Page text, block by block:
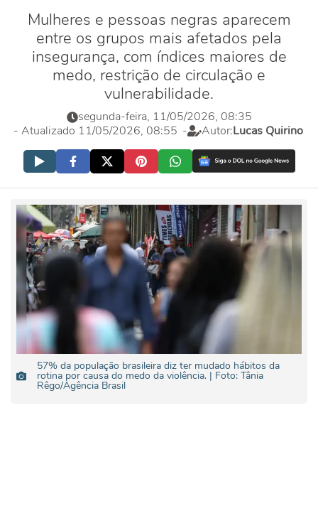
Mulheres e pessoas negras aparecem
entre os grupos mais afetados pela
insegurança, com índices maiores de
medo, restrição de circulação e
vulnerabilidade.
segunda-feira, 11/05/2026, 08:35
- Atualizado 11/05/2026, 08:55 - Autor:Lucas Quirino
57% da população brasileira diz ter mudado hábitos da
rotina por causa do medo da violência. | Foto: Tânia
Rêgo/Agência Brasil